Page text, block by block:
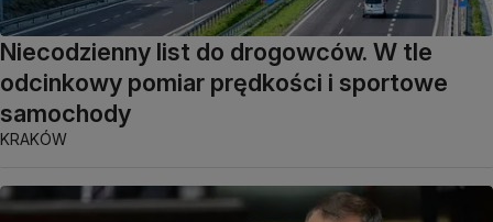
Niecodzienny list do drogowców. W tle
odcinkowy pomiar prędkości i sportowe
samochody
KRAKÓW